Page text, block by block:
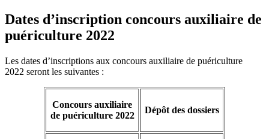
Dates d’inscription concours auxiliaire de
puériculture 2022
Les dates d’inscriptions aux concours auxiliaire de puériculture
2022 seront les suivantes :
Concours auxiliaire
de puériculture 2022
Dépôt des dossiers